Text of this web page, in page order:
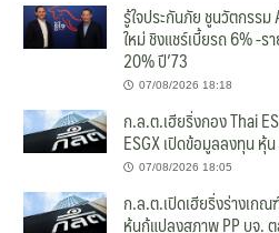
รู้ใจประกันภัย ชูนวัตกรรม
ใหม่ ชิงแชร์เบี้ยรถ 6% -ร
20% ปี’73
07/08/2026 18:18
ก.ล.ต.เฮียริ่งกอง Thai
ESGX เปิดข้อมูลลงทุน หุ้
07/08/2026 18:05
ก.ล.ต.เปิดเฮียริ่งร่างเก
หุ้นกู้แปลงสภาพ PP บจ.